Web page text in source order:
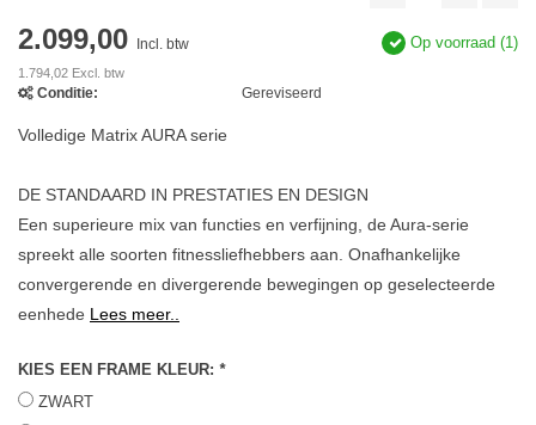
2.099,00 Incl. btw
1.794,02 Excl. btw
Op voorraad (1)
Conditie: Gereviseerd
Volledige Matrix AURA serie
DE STANDAARD IN PRESTATIES EN DESIGN
Een superieure mix van functies en verfijning, de Aura-serie
spreekt alle soorten fitnessliefhebbers aan. Onafhankelijke
convergerende en divergerende bewegingen op geselecteerde
eenhede Lees meer..
KIES EEN FRAME KLEUR: *
ZWART